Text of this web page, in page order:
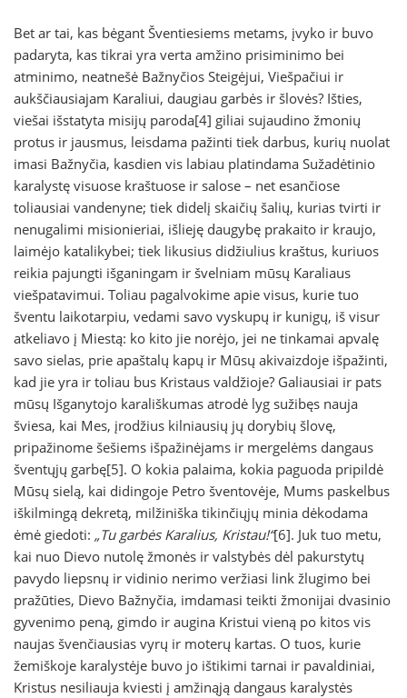
Bet ar tai, kas bėgant Šventiesiems metams, įvyko ir buvo
padaryta, kas tikrai yra verta amžino prisiminimo bei
atminimo, neatnešė Bažnyčios Steigėjui, Viešpačiui ir
aukščiausiajam Karaliui, daugiau garbės ir šlovės? Išties,
viešai išstatyta misijų paroda[4] giliai sujaudino žmonių
protus ir jausmus, leisdama pažinti tiek darbus, kurių nuolat
imasi Bažnyčia, kasdien vis labiau platindama Sužadėtinio
karalystę visuose kraštuose ir salose – net esančiose
toliausiai vandenyne; tiek didelį skaičių šalių, kurias tvirti ir
nenugalimi misionieriai, išlieję daugybę prakaito ir kraujo,
laimėjo katalikybei; tiek likusius didžiulius kraštus, kuriuos
reikia pajungti išganingam ir švelniam mūsų Karaliaus
viešpatavimui. Toliau pagalvokime apie visus, kurie tuo
šventu laikotarpiu, vedami savo vyskupų ir kunigų, iš visur
atkeliavo į Miestą: ko kito jie norėjo, jei ne tinkamai apvalę
savo sielas, prie apaštalų kapų ir Mūsų akivaizdoje išpažinti,
kad jie yra ir toliau bus Kristaus valdžioje? Galiausiai ir pats
mūsų Išganytojo karališkumas atrodė lyg sužibęs nauja
šviesa, kai Mes, įrodžius kilniausių jų dorybių šlovę,
pripažinome šešiems išpažinėjams ir mergelėms dangaus
šventųjų garbę[5]. O kokia palaima, kokia paguoda pripildė
Mūsų sielą, kai didingoje Petro šventovėje, Mums paskelbus
iškilmingą dekretą, milžiniška tikinčiųjų minia dėkodama
ėmė giedoti: „Tu garbės Karalius, Kristau!“[6]. Juk tuo metu,
kai nuo Dievo nutolę žmonės ir valstybės dėl pakurstytų
pavydo liepsnų ir vidinio nerimo veržiasi link žlugimo bei
pražūties, Dievo Bažnyčia, imdamasi teikti žmonijai dvasinio
gyvenimo peną, gimdo ir augina Kristui vieną po kitos vis
naujas švenčiausias vyrų ir moterų kartas. O tuos, kurie
žemiškoje karalystėje buvo jo ištikimi tarnai ir pavaldiniai,
Kristus nesiliauja kviesti į amžinąją dangaus karalystės